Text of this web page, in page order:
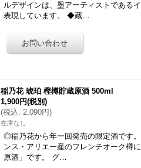
ルデザインは、墨アーティストである
表現しています。 ◆蔵…
稲乃花 琥珀 樫樽貯蔵原酒 500ml
1,900円(税別)
(税込: 2,090円)
在庫なし
◎稲乃花から年一回発売の限定酒です
ンス・アリエー産のフレンチオーク樽
原酒」です。 グ…